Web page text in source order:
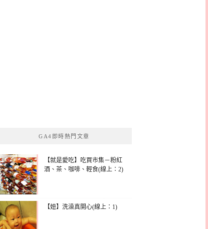
GA4即時熱門文章
【就是愛吃】吃買市集－粉紅
酒、茶、咖啡、輕食(線上：2)
【妞】洗澡真開心(線上：1)